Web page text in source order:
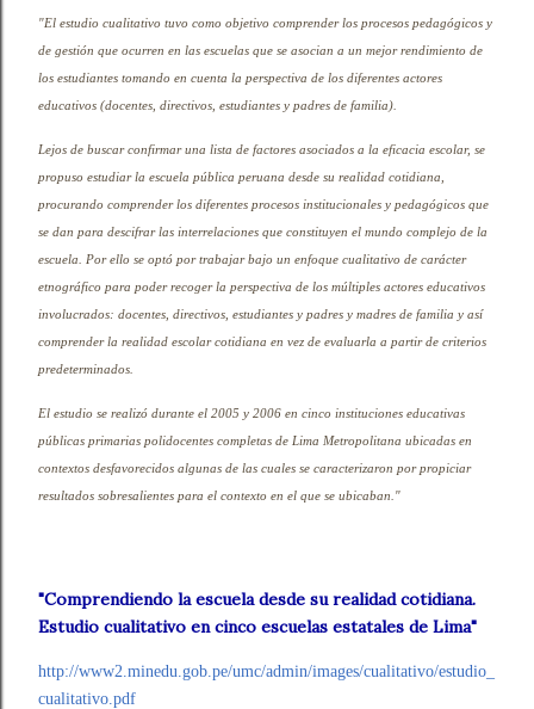
individual. Pe...
"El estudio cualitativo tuvo como objetivo comprender los procesos pedagógicos y
de gestión que ocurren en las escuelas que se asocian a un mejor rendimiento de
los estudiantes tomando en cuenta la perspectiva de los diferentes actores
educativos (docentes, directivos, estudiantes y padres de familia).
Lejos de buscar confirmar una lista de factores asociados a la eficacia escolar, se
propuso estudiar la escuela pública peruana desde su realidad cotidiana,
procurando comprender los diferentes procesos institucionales y pedagógicos que
se dan para descifrar las interrelaciones que constituyen el mundo complejo de la
escuela. Por ello se optó por trabajar bajo un enfoque cualitativo de carácter
etnográfico para poder recoger la perspectiva de los múltiples actores educativos
involucrados: docentes, directivos, estudiantes y padres y madres de familia y así
comprender la realidad escolar cotidiana en vez de evaluarla a partir de criterios
predeterminados.
El estudio se realizó durante el 2005 y 2006 en cinco instituciones educativas
públicas primarias polidocentes completas de Lima Metropolitana ubicadas en
contextos desfavorecidos algunas de las cuales se caracterizaron por propiciar
resultados sobresalientes para el contexto en el que se ubicaban."
"Comprendiendo la escuela desde su realidad cotidiana.
Estudio cualitativo en cinco escuelas estatales de Lima"
http://www2.minedu.gob.pe/umc/admin/images/cualitativo/estudio_
cualitativo.pdf